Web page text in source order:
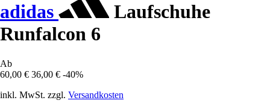
adidas
Laufschuhe
Runfalcon 6
Ab
60,00 € 36,00 € -40%
inkl. MwSt. zzgl. Versandkosten